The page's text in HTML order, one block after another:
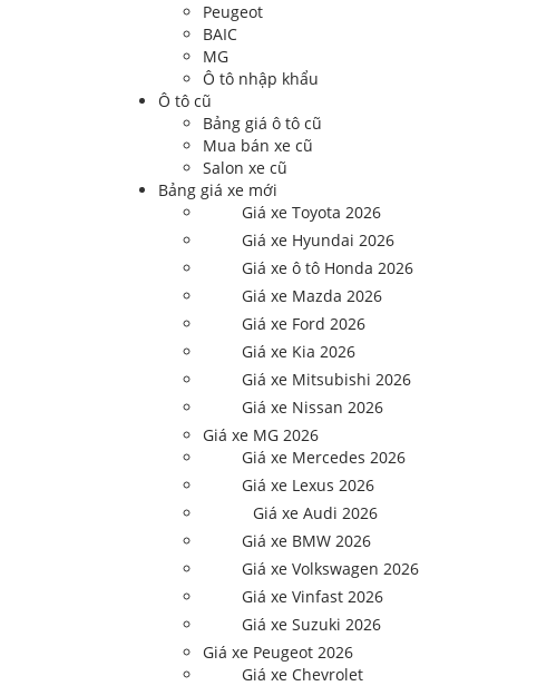
Peugeot
BAIC
MG
Ô tô nhập khẩu
Ô tô cũ
Bảng giá ô tô cũ
Mua bán xe cũ
Salon xe cũ
Bảng giá xe mới
Giá xe Toyota 2026
Giá xe Hyundai 2026
Giá xe ô tô Honda 2026
Giá xe Mazda 2026
Giá xe Ford 2026
Giá xe Kia 2026
Giá xe Mitsubishi 2026
Giá xe Nissan 2026
Giá xe MG 2026
Giá xe Mercedes 2026
Giá xe Lexus 2026
Giá xe Audi 2026
Giá xe BMW 2026
Giá xe Volkswagen 2026
Giá xe Vinfast 2026
Giá xe Suzuki 2026
Giá xe Peugeot 2026
Giá xe Chevrolet